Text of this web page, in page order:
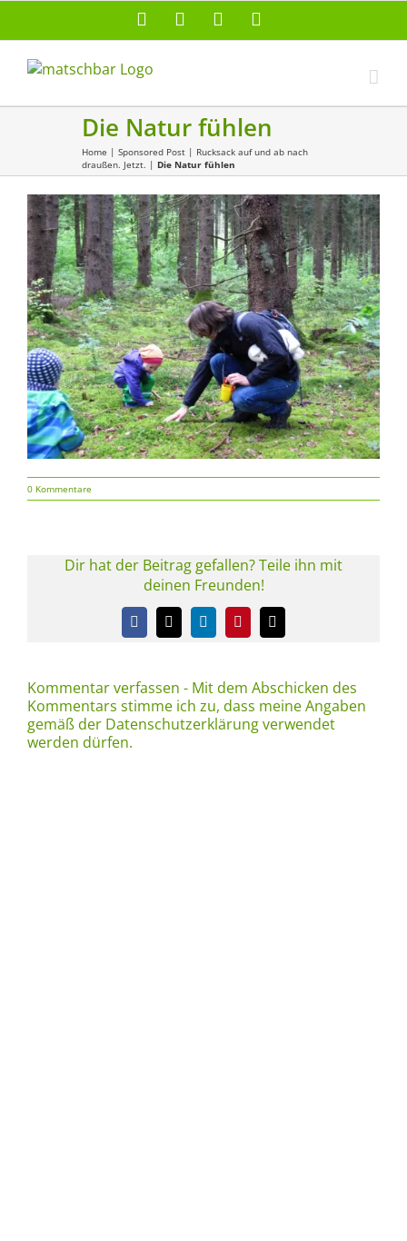
Facebook Instagram
Die Natur fühlen
Home | Sponsored Post | Rucksack auf und ab nach
draußen. Jetzt. | Die Natur fühlen
0 Kommentare
Dir hat der Beitrag gefallen? Teile ihn mit
deinen Freunden!
Facebook
X LinkedInPinterest
E-
Mail
Kommentar verfassen - Mit dem Abschicken des
Kommentars stimme ich zu, dass meine Angaben
gemäß der Datenschutzerklärung verwendet
werden dürfen.